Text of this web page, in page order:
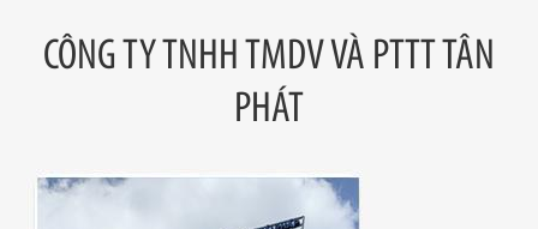
CÔNG TY TNHH TMDV VÀ PTTT TÂN
PHÁT